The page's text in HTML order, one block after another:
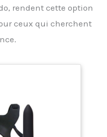
rendent cette option
ceux qui cherchent